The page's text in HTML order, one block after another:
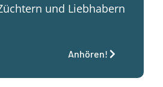
und Liebhabern
Anhören!